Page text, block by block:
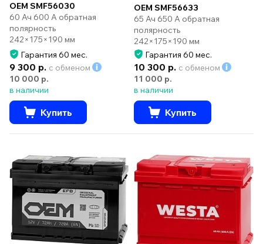
OEM SMF56030
60 Ач 600 А обратная
полярность
242×175×190 мм
Гарантия 60 мес.
9 300 р. с обменом
10 000 р.
в наличии
Купить
OEM SMF56633
65 Ач 650 А обратная
полярность
242×175×190 мм
Гарантия 60 мес.
10 300 р. с обменом
11 000 р.
в наличии
Купить